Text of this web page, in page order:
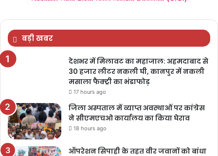
बड़ी खबर
देशभर में मिलावट का महाजाल: अहमदाबाद से
30 हजार लीटर नकली घी, कानपुर में नकली
मसाला फैक्ट्री का भंडाफोड़
17 hours ago
जिला अस्पताल में व्याप्त अवस्थाओं पर कांग्रेस
ने सीएमएचओ कार्यालय का किया घेराव
18 hours ago
ऑपरेशन सिपाही के तहत वीर जवानों को बांधा